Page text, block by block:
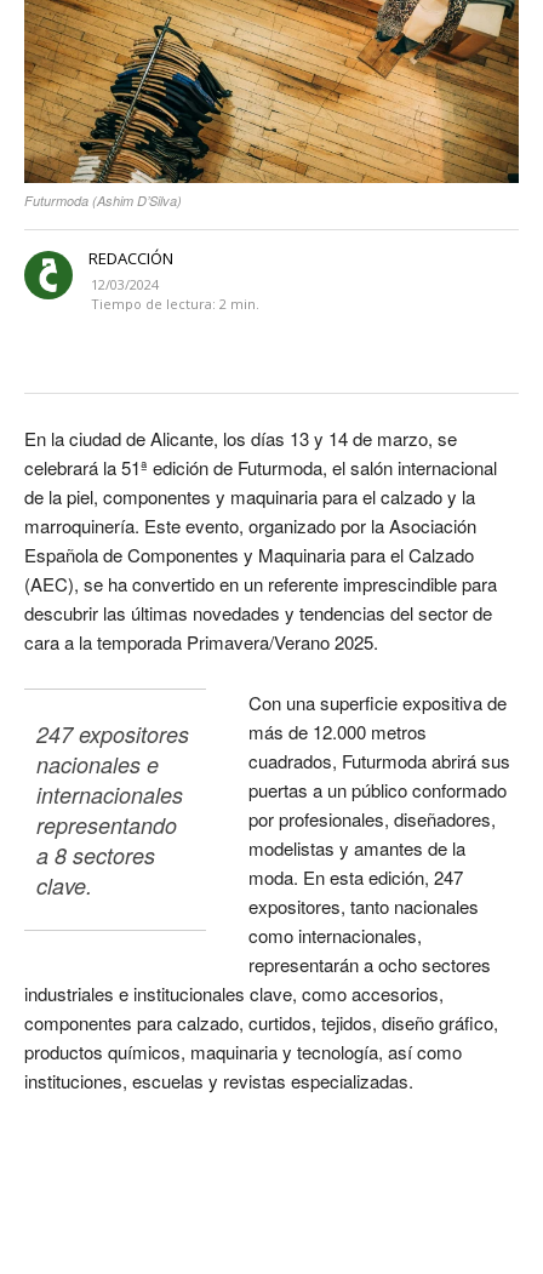
Futurmoda (Ashim D’Silva)
REDACCIÓN
12/03/2024
Tiempo de lectura: 2 min.
En la ciudad de Alicante, los días 13 y 14 de marzo, se
celebrará la 51ª edición de Futurmoda, el salón internacional
de la piel, componentes y maquinaria para el calzado y la
marroquinería. Este evento, organizado por la Asociación
Española de Componentes y Maquinaria para el Calzado
(AEC), se ha convertido en un referente imprescindible para
descubrir las últimas novedades y tendencias del sector de
cara a la temporada Primavera/Verano 2025.
247 expositores
nacionales e
internacionales
representando
a 8 sectores
clave.
Con una superficie expositiva de
más de 12.000 metros
cuadrados, Futurmoda abrirá sus
puertas a un público conformado
por profesionales, diseñadores,
modelistas y amantes de la
moda. En esta edición, 247
expositores, tanto nacionales
como internacionales,
representarán a ocho sectores
industriales e institucionales clave, como accesorios,
componentes para calzado, curtidos, tejidos, diseño gráfico,
productos químicos, maquinaria y tecnología, así como
instituciones, escuelas y revistas especializadas.